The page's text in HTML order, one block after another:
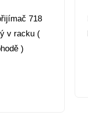
718
v racku (
)